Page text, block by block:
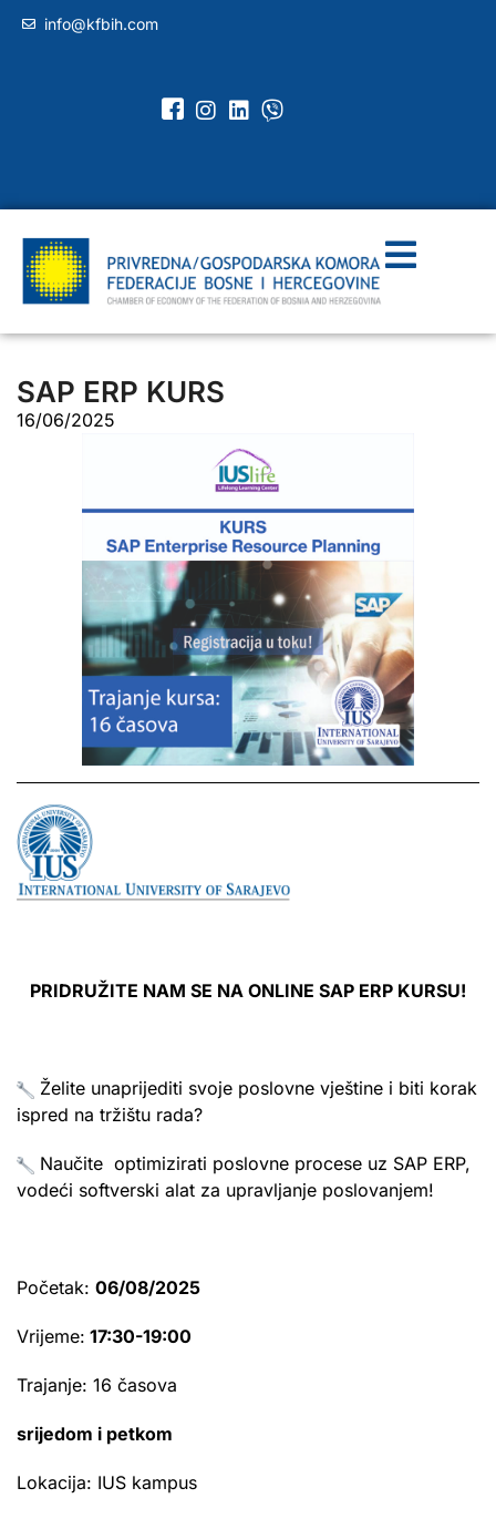
info@kfbih.com
SAP ERP KURS
16/06/2025
PRIDRUŽITE NAM SE NA ONLINE SAP ERP KURSU!
Želite unaprijediti svoje poslovne vještine i biti korak
ispred na tržištu rada?
Naučite optimizirati poslovne procese uz SAP ERP,
vodeći softverski alat za upravljanje poslovanjem!
Početak: 06/08/2025
Vrijeme: 17:30-19:00
Trajanje: 16 časova
srijedom i petkom
Lokacija: IUS kampus